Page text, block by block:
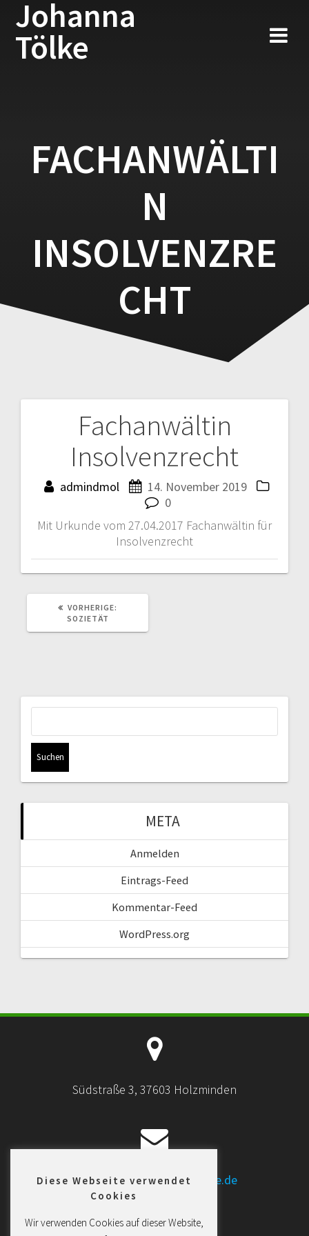
Johanna
Tölke
FACHANWÄLTI
N
INSOLVENZRE
CHT
Fachanwältin
Insolvenzrecht
admindmol
14. November 2019
0
Mit Urkunde vom 27.04.2017 Fachanwältin für
Insolvenzrecht
Beitragsnavigation
VORHERIGE:
SOZIETÄT
META
Anmelden
Eintrags-Feed
Kommentar-Feed
WordPress.org
Südstraße 3, 37603 Holzminden
kontakt@rain-johannatoelke.de
Diese Webseite verwendet
Cookies
Wir verwenden Cookies auf dieser Website,